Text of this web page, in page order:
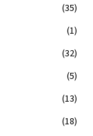
(35)
(1)
(32)
(5)
(13)
(18)